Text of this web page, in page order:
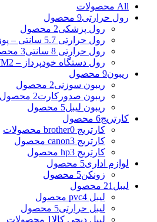
All محصولات
رول حرارتی9 محصول
رول پزشکی2 محصول
رول حرارتی 5.7 سانتی – پوز
رول حرارتی 8 سانتی
3 محصول
رول دستگاه خودپرداز – ATM 2 محصول
ریبون9 محصول
ریبون سوزنی2 محصول
ریبون صدورکارت2 محصول
ریبون لیبل5 محصول
کارتریج6 محصول
کارتریج brother 0 محصولات
کارتریج canon 3 محصول
کارتریج hp 3 محصول
لوازم اداری5 محصول
زونکن5 محصول
لیبل 21 محصول
لیبل pvc 4 محصول
لیبل حرارتی5 محصول
لیبل دیجی کالا1 محصولات